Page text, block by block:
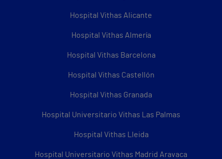
Hospital Vithas Alicante
Hospital Vithas Almería
Hospital Vithas Barcelona
Hospital Vithas Castellón
Hospital Vithas Granada
Hospital Universitario Vithas Las Palmas
Hospital Vithas Lleida
Hospital Universitario Vithas Madrid Aravaca